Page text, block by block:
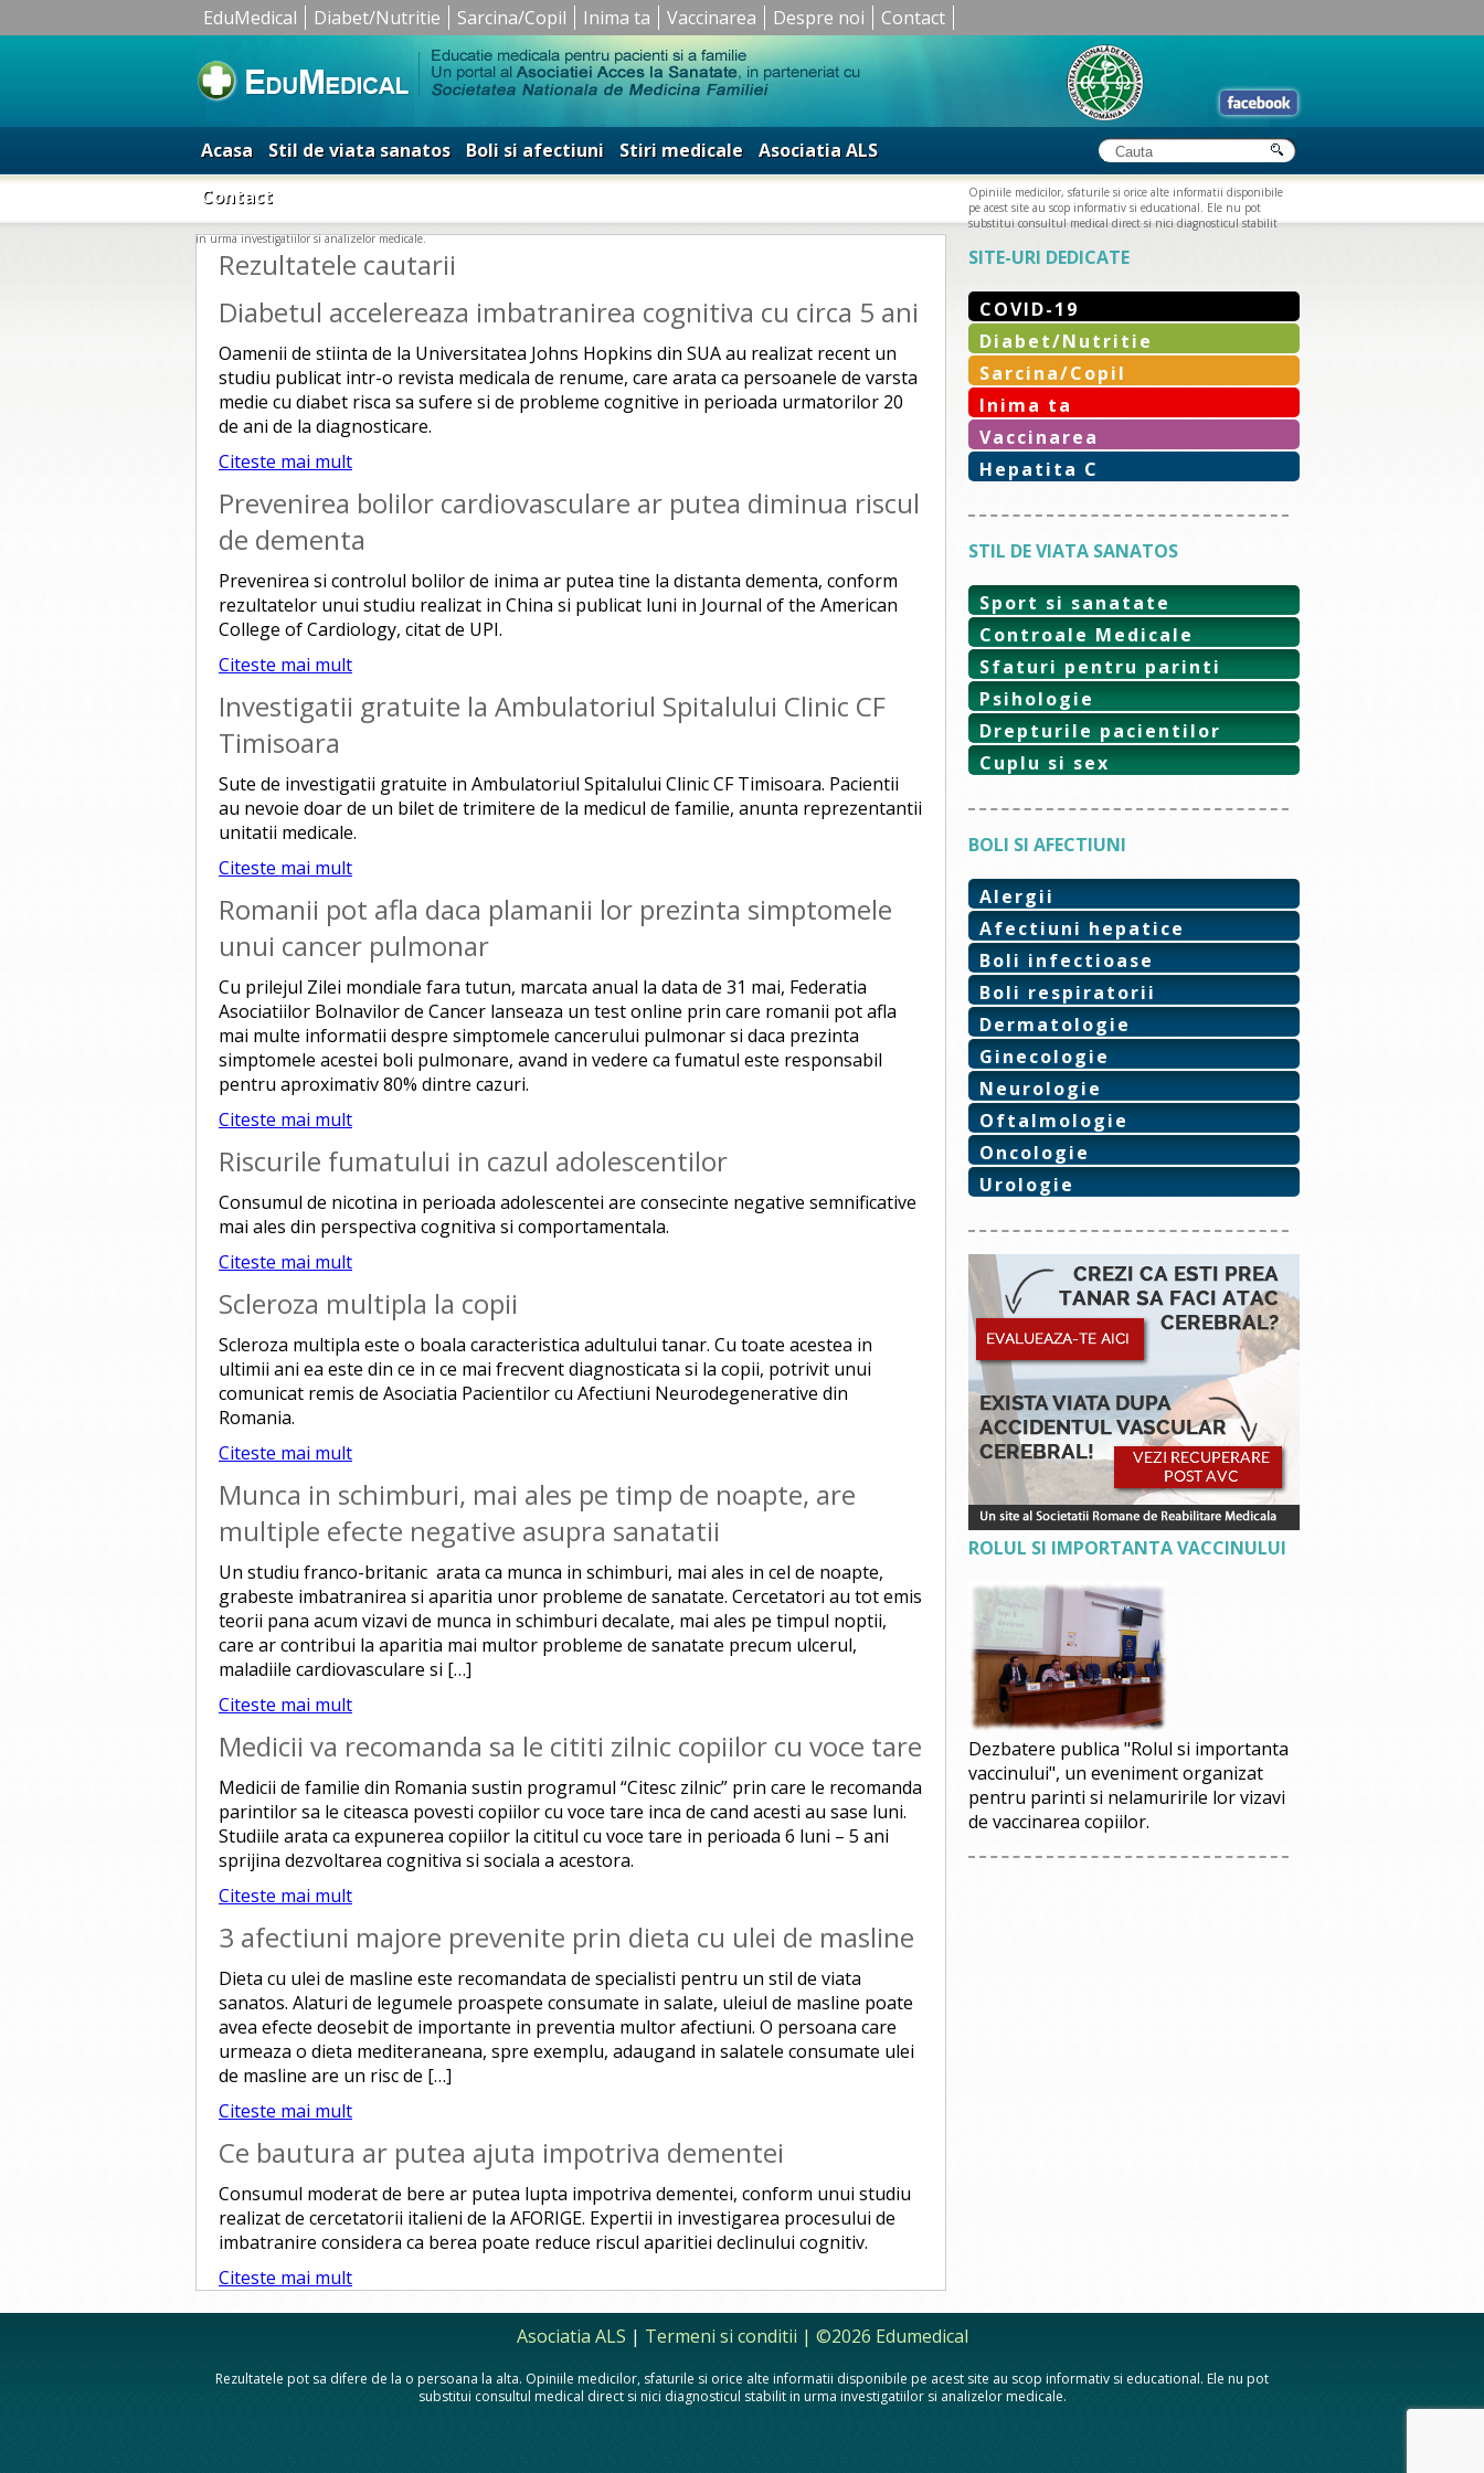
EduMedical Diabet/Nutritie Sarcina/Copil Inima ta Vaccinarea Despre noi Contact
Acasa Stil de viata sanatos Boli si afectiuni Stiri medicale
Asociatia ALS
Contact
Opiniile medicilor, sfaturile si orice alte informatii disponibile
pe acest site au scop informativ si educational. Ele nu pot
substitui consultul medical direct si nici diagnosticul stabilit
in urma investigatiilor si analizelor medicale.
Rezultatele cautarii
Diabetul accelereaza imbatranirea cognitiva cu circa 5 ani
Oamenii de stiinta de la Universitatea Johns Hopkins din SUA au realizat recent un
studiu publicat intr-o revista medicala de renume, care arata ca persoanele de varsta
medie cu diabet risca sa sufere si de probleme cognitive in perioada urmatorilor 20
de ani de la diagnosticare.
Citeste mai mult
Prevenirea bolilor cardiovasculare ar putea diminua riscul
de dementa
Prevenirea si controlul bolilor de inima ar putea tine la distanta dementa, conform
rezultatelor unui studiu realizat in China si publicat luni in Journal of the American
College of Cardiology, citat de UPI.
Citeste mai mult
Investigatii gratuite la Ambulatoriul Spitalului Clinic CF
Timisoara
Sute de investigatii gratuite in Ambulatoriul Spitalului Clinic CF Timisoara. Pacientii
au nevoie doar de un bilet de trimitere de la medicul de familie, anunta reprezentantii
unitatii medicale.
Citeste mai mult
Romanii pot afla daca plamanii lor prezinta simptomele
unui cancer pulmonar
Cu prilejul Zilei mondiale fara tutun, marcata anual la data de 31 mai, Federatia
Asociatiilor Bolnavilor de Cancer lanseaza un test online prin care romanii pot afla
mai multe informatii despre simptomele cancerului pulmonar si daca prezinta
simptomele acestei boli pulmonare, avand in vedere ca fumatul este responsabil
pentru aproximativ 80% dintre cazuri.
Citeste mai mult
Riscurile fumatului in cazul adolescentilor
Consumul de nicotina in perioada adolescentei are consecinte negative semnificative
mai ales din perspectiva cognitiva si comportamentala.
Citeste mai mult
Scleroza multipla la copii
Scleroza multipla este o boala caracteristica adultului tanar. Cu toate acestea in
ultimii ani ea este din ce in ce mai frecvent diagnosticata si la copii, potrivit unui
comunicat remis de Asociatia Pacientilor cu Afectiuni Neurodegenerative din
Romania.
Citeste mai mult
Munca in schimburi, mai ales pe timp de noapte, are
multiple efecte negative asupra sanatatii
Un studiu franco-britanic arata ca munca in schimburi, mai ales in cel de noapte,
grabeste imbatranirea si aparitia unor probleme de sanatate. Cercetatori au tot emis
teorii pana acum vizavi de munca in schimburi decalate, mai ales pe timpul noptii,
care ar contribui la aparitia mai multor probleme de sanatate precum ulcerul,
maladiile cardiovasculare si […]
Citeste mai mult
Medicii va recomanda sa le cititi zilnic copiilor cu voce tare
Medicii de familie din Romania sustin programul “Citesc zilnic” prin care le recomanda
parintilor sa le citeasca povesti copiilor cu voce tare inca de cand acesti au sase luni.
Studiile arata ca expunerea copiilor la cititul cu voce tare in perioada 6 luni – 5 ani
sprijina dezvoltarea cognitiva si sociala a acestora.
Citeste mai mult
3 afectiuni majore prevenite prin dieta cu ulei de masline
Dieta cu ulei de masline este recomandata de specialisti pentru un stil de viata
sanatos. Alaturi de legumele proaspete consumate in salate, uleiul de masline poate
avea efecte deosebit de importante in preventia multor afectiuni. O persoana care
urmeaza o dieta mediteraneana, spre exemplu, adaugand in salatele consumate ulei
de masline are un risc de […]
Citeste mai mult
Ce bautura ar putea ajuta impotriva dementei
Consumul moderat de bere ar putea lupta impotriva dementei, conform unui studiu
realizat de cercetatorii italieni de la AFORIGE. Expertii in investigarea procesului de
imbatranire considera ca berea poate reduce riscul aparitiei declinului cognitiv.
Citeste mai mult
SITE-URI DEDICATE
COVID-19
Diabet/Nutritie
Sarcina/Copil
Inima ta
Vaccinarea
Hepatita C
STIL DE VIATA SANATOS
Sport si sanatate
Controale Medicale
Sfaturi pentru parinti
Psihologie
Drepturile pacientilor
Cuplu si sex
BOLI SI AFECTIUNI
Alergii
Afectiuni hepatice
Boli infectioase
Boli respiratorii
Dermatologie
Ginecologie
Neurologie
Oftalmologie
Oncologie
Urologie
ROLUL SI IMPORTANTA VACCINULUI
Dezbatere publica "Rolul si importanta
vaccinului", un eveniment organizat
pentru parinti si nelamuririle lor vizavi
de vaccinarea copiilor.
Asociatia ALS | Termeni si conditii | ©2026 Edumedical
Rezultatele pot sa difere de la o persoana la alta. Opiniile medicilor, sfaturile si orice alte informatii disponibile pe acest site au scop informativ si educational. Ele nu pot
substitui consultul medical direct si nici diagnosticul stabilit in urma investigatiilor si analizelor medicale.